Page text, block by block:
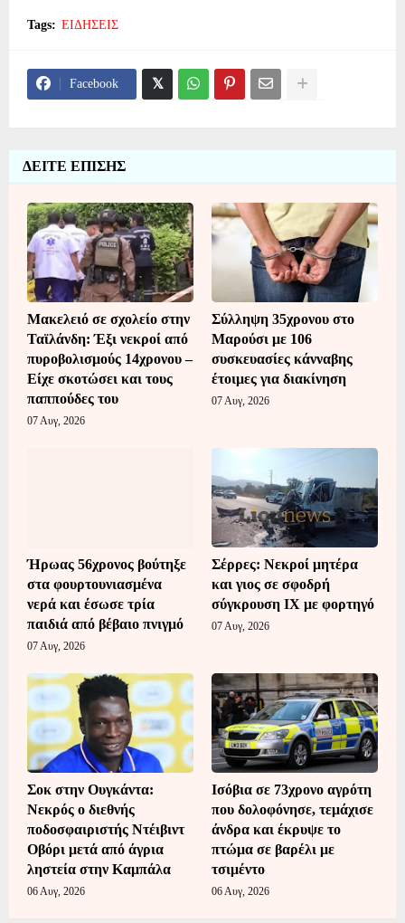
Tags: ΕΙΔΗΣΕΙΣ
Facebook
ΔΕΙΤΕ ΕΠΙΣΗΣ
Μακελειό σε σχολείο στην
Ταϊλάνδη: Έξι νεκροί από
πυροβολισμούς 14χρονου –
Είχε σκοτώσει και τους
παππούδες του
07 Αυγ, 2026
Σύλληψη 35χρονου στο
Μαρούσι με 106
συσκευασίες κάνναβης
έτοιμες για διακίνηση
07 Αυγ, 2026
Ήρωας 56χρονος βούτηξε
στα φουρτουνιασμένα
νερά και έσωσε τρία
παιδιά από βέβαιο πνιγμό
07 Αυγ, 2026
Σέρρες: Νεκροί μητέρα
και γιος σε σφοδρή
σύγκρουση ΙΧ με φορτηγό
07 Αυγ, 2026
Σοκ στην Ουγκάντα:
Νεκρός ο διεθνής
ποδοσφαιριστής Ντέιβιντ
Οβόρι μετά από άγρια
ληστεία στην Καμπάλα
06 Αυγ, 2026
Ισόβια σε 73χρονο αγρότη
που δολοφόνησε, τεμάχισε
άνδρα και έκρυψε το
πτώμα σε βαρέλι με
τσιμέντο
06 Αυγ, 2026